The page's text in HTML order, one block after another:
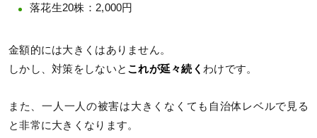
落花生20株：2,000円
金額的には大きくはありません。
しかし、対策をしないと これが延々続く わけです。
また、一人一人の被害は大きくなくても自治体レベルで見る
と非常に大きくなります。